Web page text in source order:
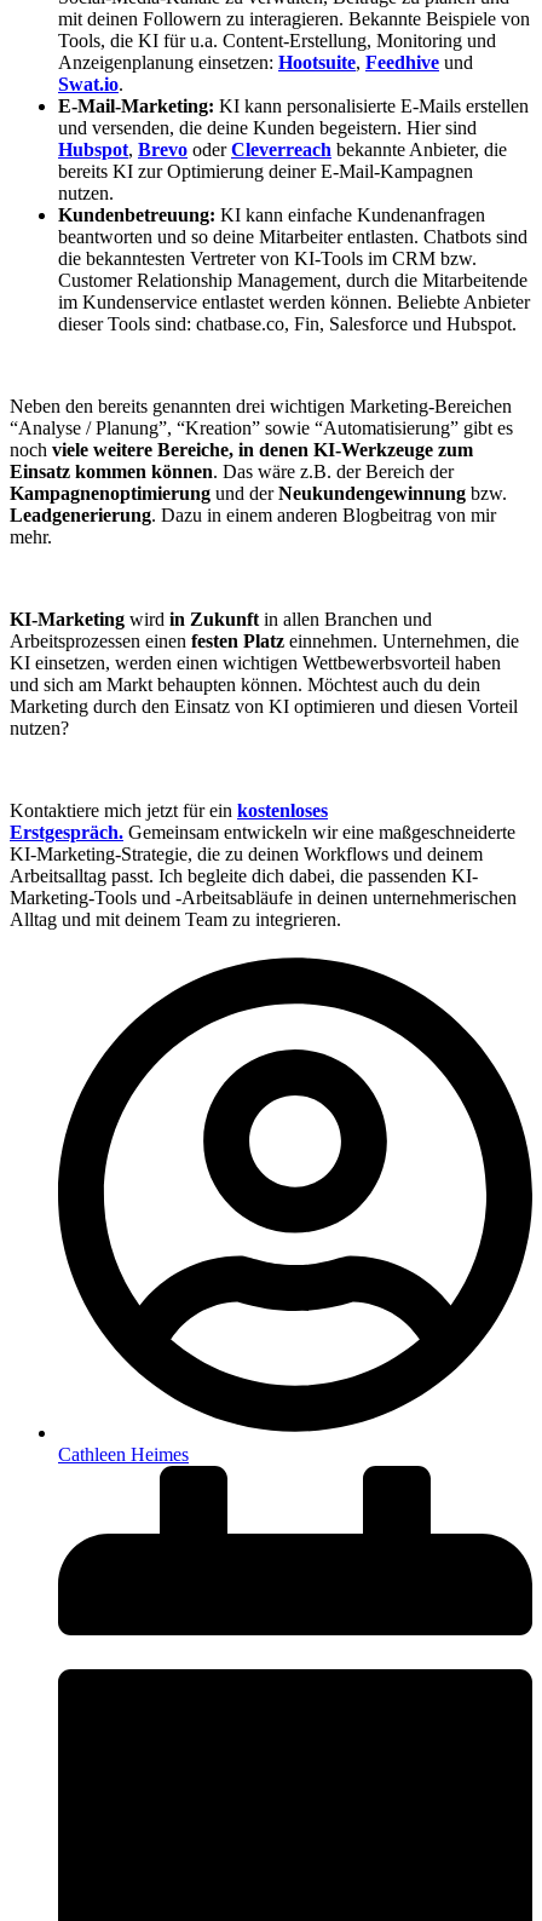
mit deinen Followern zu interagieren. Bekannte Beispiele von
Tools, die KI für u.a. Content-Erstellung, Monitoring und
Anzeigenplanung einsetzen: Hootsuite, Feedhive und
Swat.io.
E-Mail-Marketing: KI kann personalisierte E-Mails erstellen
und versenden, die deine Kunden begeistern. Hier sind
Hubspot, Brevo oderCleverreach bekannte Anbieter, die
bereits KI zur Optimierung deiner E-Mail-Kampagnen
nutzen.
Kundenbetreuung: KI kann einfache Kundenanfragen
beantworten und so deine Mitarbeiter entlasten. Chatbots sind
die bekanntesten Vertreter von KI-Tools im CRM bzw.
Customer Relationship Management, durch die Mitarbeitende
im Kundenservice entlastet werden können. Beliebte Anbieter
dieser Tools sind: chatbase.co, Fin, Salesforce und Hubspot.
Neben den bereits genannten drei wichtigen Marketing-Bereichen
“Analyse / Planung”, “Kreation” sowie “Automatisierung” gibt es
noch viele weitere Bereiche, in denen KI-Werkzeuge zum
Einsatz kommen können. Das wäre z.B. der Bereich der
Kampagnenoptimierung und derNeukundengewinnung bzw.
Leadgenerierung. Dazu in einem anderen Blogbeitrag von mir
mehr.
KI-Marketing wird in Zukunft in allen Branchen und
Arbeitsprozessen einen festen Platz einnehmen. Unternehmen, die
KI einsetzen, werden einen wichtigen Wettbewerbsvorteil haben
und sich am Markt behaupten können. Möchtest auch du dein
Marketing durch den Einsatz von KI optimieren und diesen Vorteil
nutzen?
Kontaktiere mich jetzt für ein kostenloses
Erstgespräch. Gemeinsam entwickeln wir eine maßgeschneiderte
KI-Marketing-Strategie, die zu deinen Workflows und deinem
Arbeitsalltag passt. Ich begleite dich dabei, die passenden KI-
Marketing-Tools und -Arbeitsabläufe in deinen unternehmerischen
Alltag und mit deinem Team zu integrieren.
Cathleen Heimes